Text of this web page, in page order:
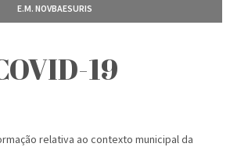
E.M. NOVBAESURIS
19
relativa ao contexto municipal da